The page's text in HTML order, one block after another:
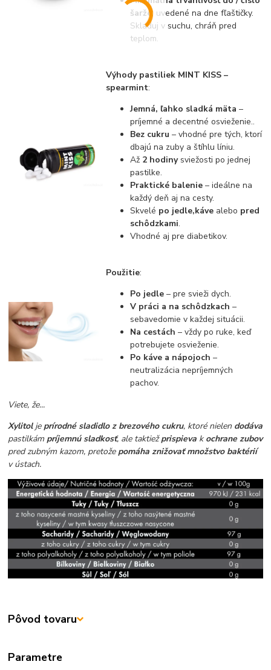
šarže : uvedené na dne fľaštičky.
Skladuj v suchu, chráň pred
teplom.
Výhody pastiliek MINT KISS –
spearmint:
Jemná, ľahko sladká mäta –
príjemné a decentné osvieženie..
Bez cukru – vhodné pre tých, ktorí
dbajú na zuby a štíhlu líniu.
Až 2 hodinysviežosti po jednej
pastilke.
Praktické balenie – ideálne na
každý deň aj na cesty.
Skvelé po jedle,káve alebo pred
schôdzkami.
Vhodné aj pre diabetikov.
Použitie:
Po jedle – pre svieži dych.
V práci a na schôdzkach –
sebavedomie v každej situácii.
Na cestách – vždy po ruke, keď
potrebujete osvieženie.
Po káve a nápojoch –
neutralizácia nepríjemných
pachov.
Viete, že...
Xylitol jeprírodné sladidlo z brezového cukru, ktoré nielen dodáva
pastilkámpríjemnú sladkosť, ale taktiežprispieva k ochrane zubov
pred zubným kazom, pretožepomáha znižovať množstvo baktérií
v ústach.
Pôvod tovaru
Parametre